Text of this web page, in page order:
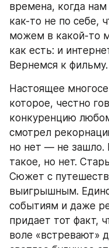
времена, когда нам
как-то не по себе,
можем в какой-то
как есть: и
Вернемся к фильму.
Настоящее
которое, честно
конкуренцию
смотрел
но нет — не зашло.
такое, но нет.
Сюжет с
выигрышным.
событиям и даже
придает тот факт,
воле «встревают»